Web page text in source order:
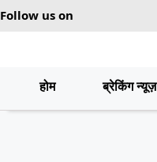
Follow us on
होम ब्रेकिंग न्यूज़